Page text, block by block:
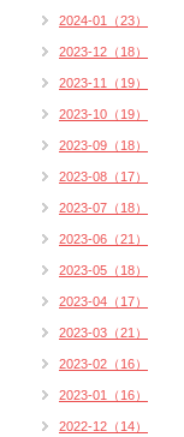
2024-01（23）
2023-12（18）
2023-11（19）
2023-10（19）
2023-09（18）
2023-08（17）
2023-07（18）
2023-06（21）
2023-05（18）
2023-04（17）
2023-03（21）
2023-02（16）
2023-01（16）
2022-12（14）